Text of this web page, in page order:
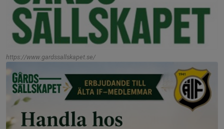
https://www.gardssallskapet.se/